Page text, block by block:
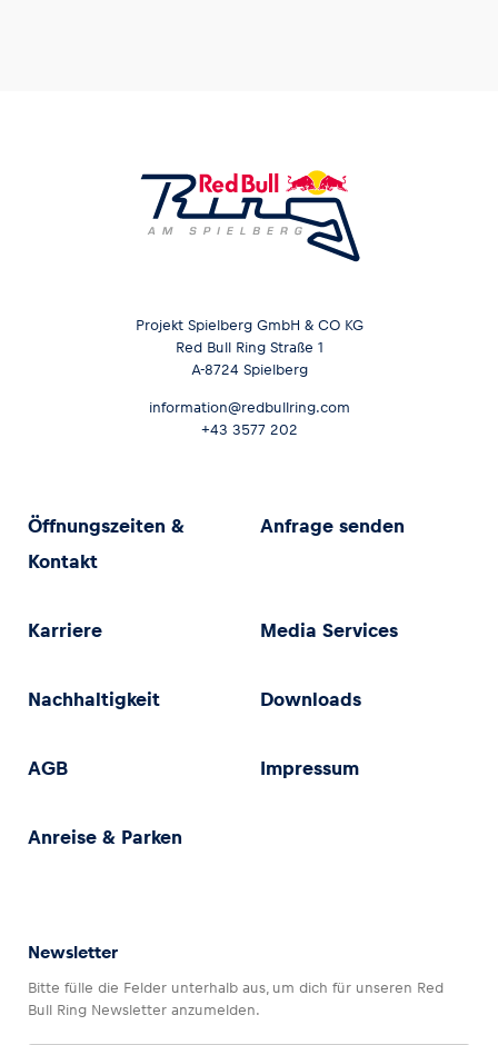
Projekt Spielberg GmbH & CO KG
Red Bull Ring Straße 1
A-8724 Spielberg
information@redbullring.com
+43 3577 202
Öffnungszeiten &
Kontakt
Anfrage senden
Karriere Media Services
Nachhaltigkeit Downloads
AGB Impressum
Anreise & Parken
Newsletter
Bitte fülle die Felder unterhalb aus, um dich für unseren Red
Bull Ring Newsletter anzumelden.